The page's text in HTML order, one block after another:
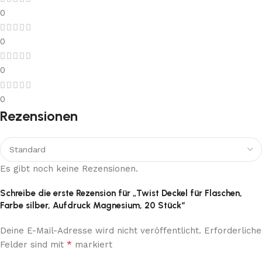
0
0
0
0
Rezensionen
Es gibt noch keine Rezensionen.
Schreibe die erste Rezension für „Twist Deckel für Flaschen,
Farbe silber, Aufdruck Magnesium, 20 Stück“
Deine E-Mail-Adresse wird nicht veröffentlicht. Erforderliche
Felder sind mit * markiert